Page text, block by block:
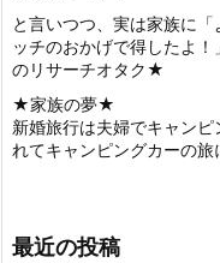
と言いつつ、実は家族に
ッチのおかげで得したよ
のリサーチオタク★
★家族の夢★
新婚旅行は夫婦でキャン
れてキャンピングカーの旅
最近の投稿